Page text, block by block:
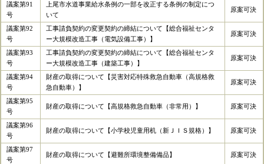
議案第91
号
上尾市水道事業給水条例の一部を改正する条例の制定につ
いて
原案可決
議案第92
号
工事請負契約の変更契約の締結について【総合福祉センタ
ー大規模改造工事（電気設備工事）】
原案可決
議案第93
号
工事請負契約の変更契約の締結について【総合福祉センタ
ー大規模改造工事（建築工事）】
原案可決
議案第94
号
財産の取得について【災害対応特殊救急自動車（高規格救
急自動車）】
原案可決
議案第95
号
財産の取得について【高規格救急自動車（非常用）】 原案可決
議案第96
号
財産の取得について【小学校児童用机（新ＪＩＳ規格）】 原案可決
議案第97
号
財産の取得について【避難所環境整備備品】 原案可決